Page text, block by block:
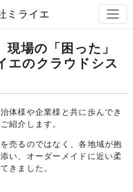
ミライエ
現場の「困った」
エのクラウドシス
体様や企業様と共に歩んでき
紹介します。
売るのではなく、各地域が抱
い、オーダーメイドに近い柔
きました。